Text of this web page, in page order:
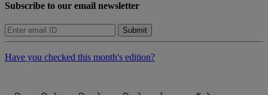
Subscribe to our email newsletter
Submit
Have you checked this month's edition?